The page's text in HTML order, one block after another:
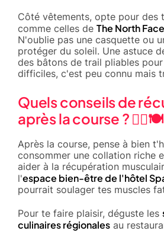
Côté vêtements, opte pour des
comme celles de The North Face
N'oublie pas une casquette ou
protéger du soleil. Une astuce
des bâtons de trail pliables
difficiles, c'est peu connu mais
Quels conseils de
après la course ? 🧘‍♂️🍽️
Après la course, pense à bien
consommer une collation riche
aider à la récupération
l'espace bien-être de l'hôtel
pourrait soulager tes muscles
Pour te faire plaisir, déguste les
culinaires régionales au